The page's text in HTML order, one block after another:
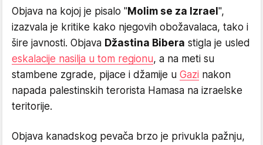
Objava na kojoj je pisalo "Molim se za Izrael",
izazvala je kritike kako njegovih obožavalaca, tako i
šire javnosti. Objava Džastina Bibera stigla je usled
eskalacije nasilja u tom regionu, a na meti su
stambene zgrade, pijace i džamije u Gazi nakon
napada palestinskih terorista Hamasa na izraelske
teritorije.
Objava kanadskog pevača brzo je privukla pažnju,